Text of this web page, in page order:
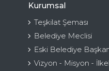
Kurumsal
Teşkilat Şeması
Belediye Meclisi
Eski Belediye
Vizyon - Misyon -